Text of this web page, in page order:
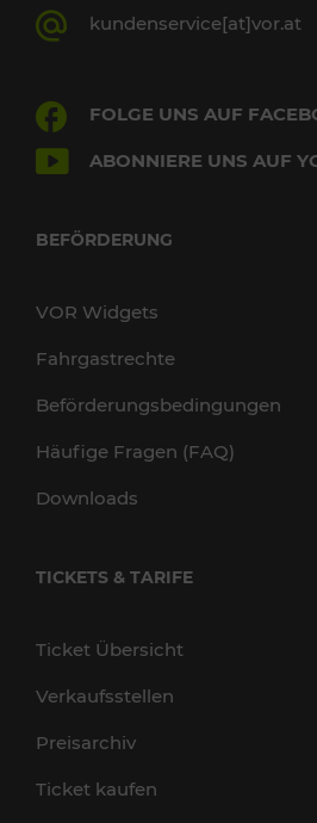
kundenservice[at]vor.at
FOLGE UNS AUF
ABONNIERE UNS AUF
BEFÖRDERUNG
VOR Widgets
Fahrgastrechte
Beförderungsbedingungen
Häufige Fragen (FAQ)
Downloads
TICKETS & TARIFE
Ticket Übersicht
Verkaufsstellen
Preisarchiv
Ticket kaufen